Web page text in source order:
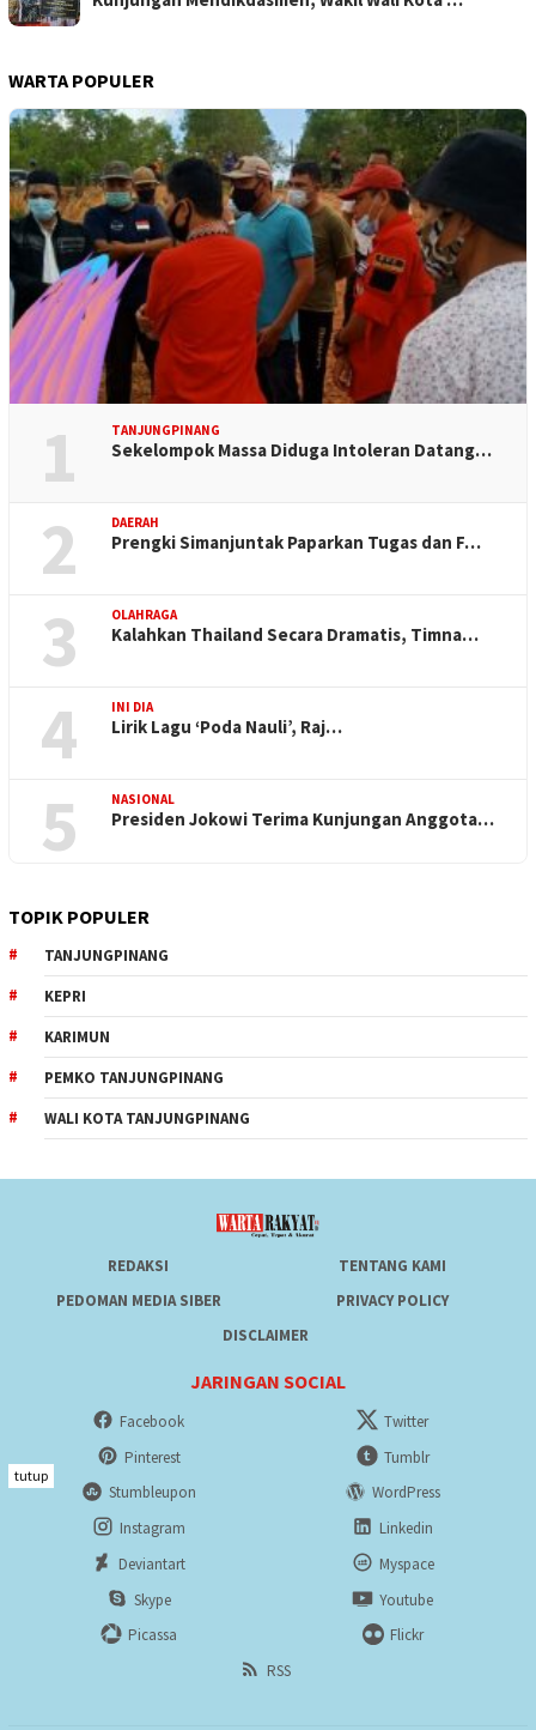
WARTA POPULER
1 TANJUNGPINANG
Sekelompok Massa Diduga Intoleran Datang…
2 DAERAH
Prengki Simanjuntak Paparkan Tugas dan F…
3 OLAHRAGA
Kalahkan Thailand Secara Dramatis, Timna…
4 INI DIA
Lirik Lagu ‘Poda Nauli’, Raj…
5 NASIONAL
Presiden Jokowi Terima Kunjungan Anggota…
TOPIK POPULER
TANJUNGPINANG
KEPRI
KARIMUN
PEMKO TANJUNGPINANG
WALI KOTA TANJUNGPINANG
REDAKSI
TENTANG KAMI
PEDOMAN MEDIA SIBER
PRIVACY POLICY
DISCLAIMER
JARINGAN SOCIAL
Facebook
Twitter
Pinterest
Tumblr
Stumbleupon
WordPress
Instagram
Linkedin
Deviantart
Myspace
Skype
Youtube
Picassa
Flickr
RSS
tutup